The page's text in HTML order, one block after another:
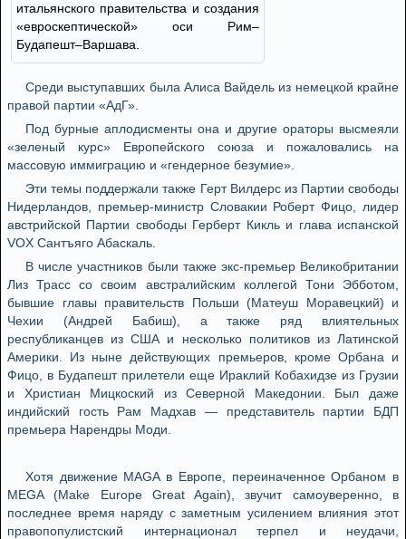
итальянского правительства и создания
«евроскептической» оси Рим–
Будапешт–Варшава.
Среди выступавших была Алиса Вайдель из немецкой крайне
правой партии «АдГ».
Под бурные аплодисменты она и другие ораторы высмеяли
«зеленый курс» Европейского союза и пожаловались на
массовую иммиграцию и «гендерное безумие».
Эти темы поддержали также Герт Вилдерс из Партии свободы
Нидерландов, премьер-министр Словакии Роберт Фицо, лидер
австрийской Партии свободы Герберт Кикль и глава испанской
VOX Сантъяго Абаскаль.
В числе участников были также экс-премьер Великобритании
Лиз Трасс со своим австралийским коллегой Тони Эбботом,
бывшие главы правительств Польши (Матеуш Моравецкий) и
Чехии (Андрей Бабиш), а также ряд влиятельных
республиканцев из США и несколько политиков из Латинской
Америки. Из ныне действующих премьеров, кроме Орбана и
Фицо, в Будапешт прилетели еще Ираклий Кобахидзе из Грузии
и Христиан Мицкоский из Северной Македонии. Был даже
индийский гость Рам Мадхав — представитель партии БДП
премьера Нарендры Моди.
Хотя движение MAGA в Европе, переиначенное Орбаном в
MEGA (Make Europe Great Again), звучит самоуверенно, в
последнее время наряду с заметным усилением влияния этот
правопопулистский интернационал терпел и неудачи,